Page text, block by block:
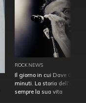
ROCK NEWS
Il giorno in cui Dave
minuti. La storia
sempre la sua vita